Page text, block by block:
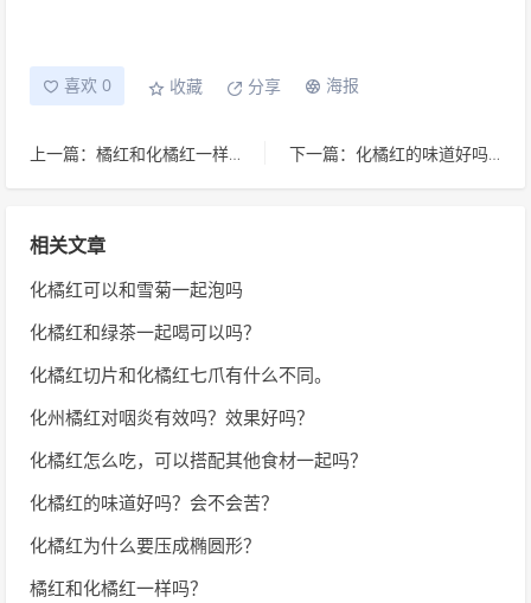
喜欢 0 收藏 分享 海报
上一篇：橘红和化橘红一样吗？ 下一篇：化橘红的味道好吗？会不会苦？
相关文章
化橘红可以和雪菊一起泡吗
化橘红和绿茶一起喝可以吗？
化橘红切片和化橘红七爪有什么不同。
化州橘红对咽炎有效吗？效果好吗？
化橘红怎么吃，可以搭配其他食材一起吗？
化橘红的味道好吗？会不会苦？
化橘红为什么要压成椭圆形？
橘红和化橘红一样吗？